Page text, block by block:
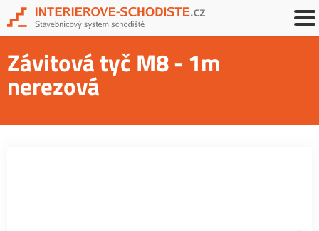
Závitová tyč M8 - 1m
nerezová